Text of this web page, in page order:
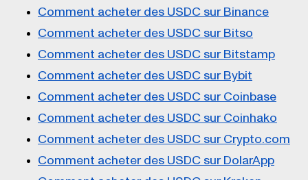
Comment acheter des USDC sur Binance
Comment acheter des USDC sur Bitso
Comment acheter des USDC sur Bitstamp
Comment acheter des USDC sur Bybit
Comment acheter des USDC sur Coinbase
Comment acheter des USDC sur Coinhako
Comment acheter des USDC sur Crypto.com
Comment acheter des USDC sur DolarApp